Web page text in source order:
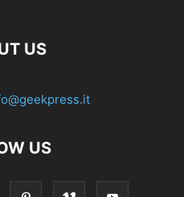
US
US